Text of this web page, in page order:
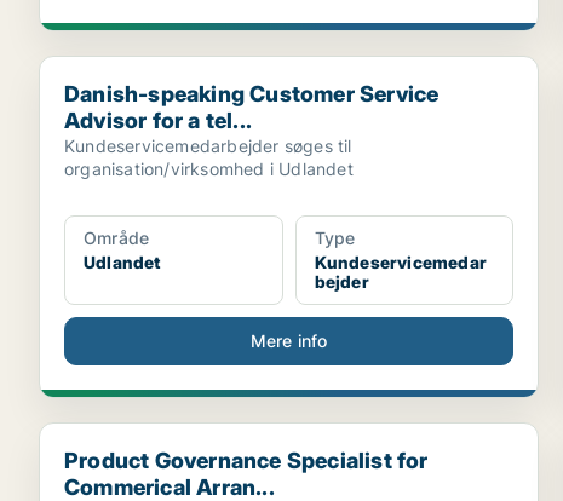
Danish-speaking Customer Service Advisor for a tel...
Danish-speaking Customer Service
Advisor for a tel...
Kundeservicemedarbejder søges til
organisation/virksomhed i Udlandet
Område
Udlandet
Type
Kundeservicemedar
bejder
Mere info
Product Governance Specialist for Commerical Arran...
Product Governance Specialist for
Commerical Arran...